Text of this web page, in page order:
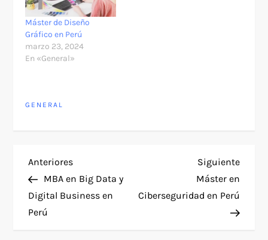
Máster de Diseño
Gráfico en Perú
marzo 23, 2024
En «General»
GENERAL
N
a
v
Entrada
anterior
Anteriores
MBA en Big Data y
Digital Business en
Perú
Siguiente
Máster en
Ciberseguridad en Perú